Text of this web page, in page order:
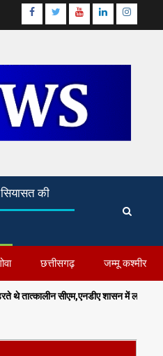
Facebook
TwitterYoutubeLinkedin
की
छत्तीसगढ़ जम्मू कश्मीर
शासन में लाल सलाम का हुआ अंत-सम्राट